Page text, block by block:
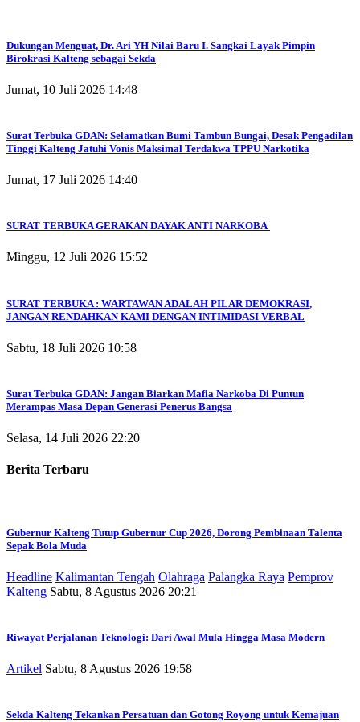
Dukungan Menguat, Dr. Ari YH Nilai Baru I. Sangkai Layak Pimpin
Birokrasi Kalteng sebagai Sekda
Jumat, 10 Juli 2026 14:48
Surat Terbuka GDAN: Selamatkan Bumi Tambun Bungai, Desak Pengadilan
Tinggi Kalteng Jatuhi Vonis Maksimal Terdakwa TPPU Narkotika
Jumat, 17 Juli 2026 14:40
SURAT TERBUKA GERAKAN DAYAK ANTI NARKOBA
Minggu, 12 Juli 2026 15:52
SURAT TERBUKA : WARTAWAN ADALAH PILAR DEMOKRASI,
JANGAN RENDAHKAN KAMI DENGAN INTIMIDASI VERBAL
Sabtu, 18 Juli 2026 10:58
Surat Terbuka GDAN: Jangan Biarkan Mafia Narkoba Di Puntun
Merampas Masa Depan Generasi Penerus Bangsa
Selasa, 14 Juli 2026 22:20
Berita Terbaru
Gubernur Kalteng Tutup Gubernur Cup 2026, Dorong Pembinaan Talenta
Sepak Bola Muda
Headline Kalimantan Tengah Olahraga Palangka Raya Pemprov
Kalteng Sabtu, 8 Agustus 2026 20:21
Riwayat Perjalanan Teknologi: Dari Awal Mula Hingga Masa Modern
Artikel Sabtu, 8 Agustus 2026 19:58
Sekda Kalteng Tekankan Persatuan dan Gotong Royong untuk Kemajuan